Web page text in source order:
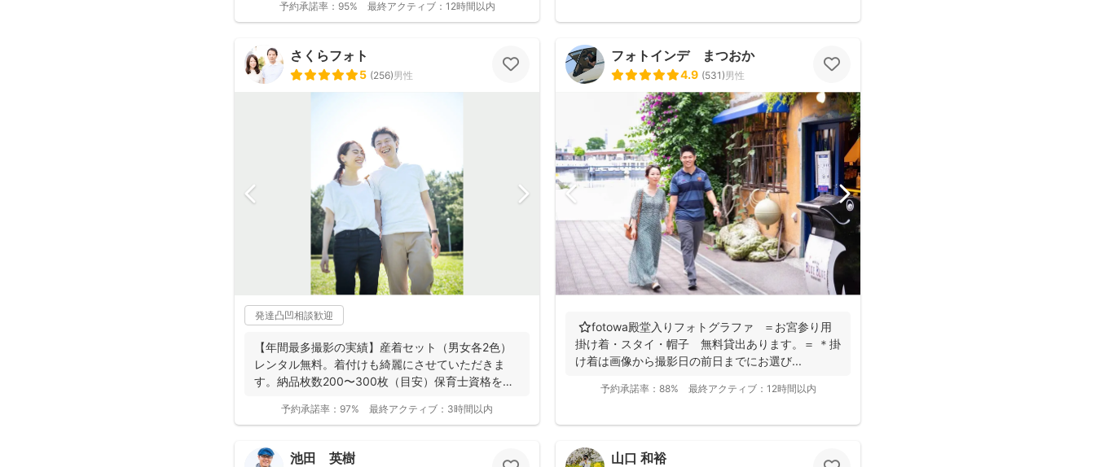
予約承諾率： 95% 最終アクティブ： 12時間以内
さくらフォト
5 (256)男性
発達凸凹相談歓迎
【年間最多撮影の実績】産着セット（男女各2色）
レンタル無料。着付けも綺麗にさせていただきま
す。納品枚数200〜300枚（目安）保育士資格を持
予約承諾率： 97% 最終アクティブ： 3時間以内
フォトインデ まつおか
4.9 (531)男性
⭐️fotowa殿堂入りフォトグラファ ＝お宮参り用
掛け着・スタイ・帽子 無料貸出あります。＝ ＊掛
け着は画像から撮影日の前日までにお選び...
予約承諾率： 88% 最終アクティブ： 12時間以内
池田 英樹 山口 和裕